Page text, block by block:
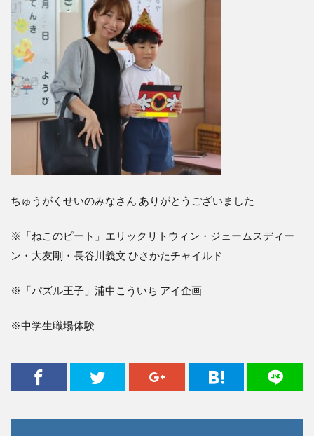
ちゅうがくせいのみなさん ありがとうございました
※「ねこのピート」エリックリトウィン・ジェームスディー
ン・大友剛・長谷川義文 ひさかたチャイルド
※「パズル王子」浦中こういち アイ企画
※中学生職場体験